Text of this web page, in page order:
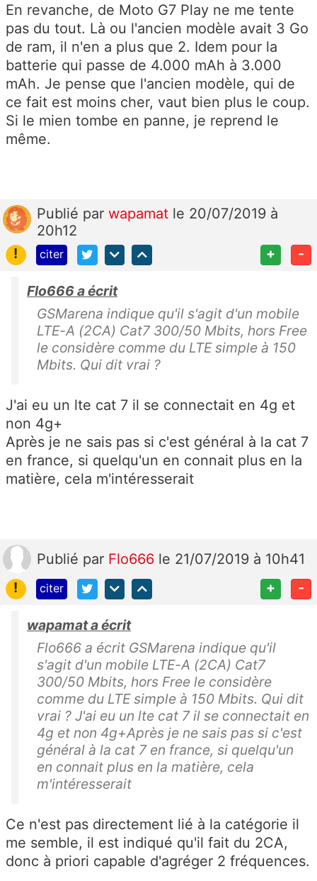
En revanche, de Moto G7 Play ne me tente
pas du tout. Là ou l'ancien modèle avait 3 Go
de ram, il n'en a plus que 2. Idem pour la
batterie qui passe de 4.000 mAh à 3.000
mAh. Je pense que l'ancien modèle, qui de
ce fait est moins cher, vaut bien plus le coup.
Si le mien tombe en panne, je reprend le
même.
Publié par wapamat le 20/07/2019 à
20h12
!
citer + -
Flo666 a écrit
GSMarena indique qu'il s'agit d'un mobile
LTE-A (2CA) Cat7 300/50 Mbits, hors Free
le considère comme du LTE simple à 150
Mbits. Qui dit vrai ?
J'ai eu un lte cat 7 il se connectait en 4g et
non 4g+
Après je ne sais pas si c'est général à la cat 7
en france, si quelqu'un en connait plus en la
matière, cela m'intéresserait
Publié par Flo666 le 21/07/2019 à 10h41
!
citer + -
wapamat a écrit
Flo666 a écrit GSMarena indique qu'il
s'agit d'un mobile LTE-A (2CA) Cat7
300/50 Mbits, hors Free le considère
comme du LTE simple à 150 Mbits. Qui dit
vrai ? J'ai eu un lte cat 7 il se connectait en
4g et non 4g+Après je ne sais pas si c'est
général à la cat 7 en france, si quelqu'un
en connait plus en la matière, cela
m'intéresserait
Ce n'est pas directement lié à la catégorie il
me semble, il est indiqué qu'il fait du 2CA,
donc à priori capable d'agréger 2 fréquences.